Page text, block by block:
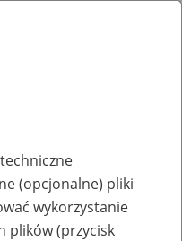
(opcjonalne) pliki
wykorzystanie
plików (przycisk